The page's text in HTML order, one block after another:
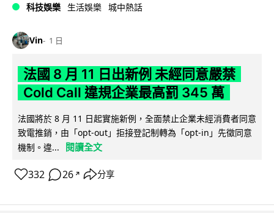
科技娛樂 生活娛樂 城中熱話
Vin 1 日
法國 8 月 11 日出新例 未經同意嚴禁
Cold Call 違規企業最高罰 345 萬
法國將於 8 月 11 日起實施新例，全面禁止企業未經消費者同意
致電推銷，由「opt-out」拒接登記制轉為「opt-in」先徵同意
機制。違...
閱讀全文
332 26 ↗ 分享